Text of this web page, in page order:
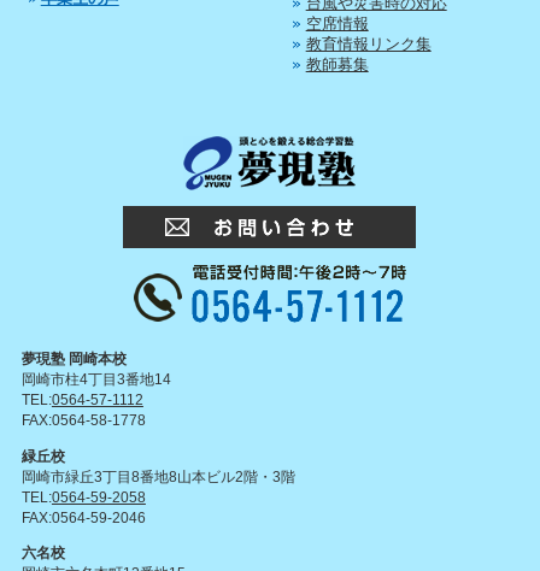
空席情報
教育情報リンク集
教師募集
夢現塾 岡崎本校
岡崎市柱4丁目3番地14
TEL:0564-57-1112
FAX:0564-58-1778
緑丘校
岡崎市緑丘3丁目8番地8山本ビル2階・3階
TEL:0564-59-2058
FAX:0564-59-2046
六名校